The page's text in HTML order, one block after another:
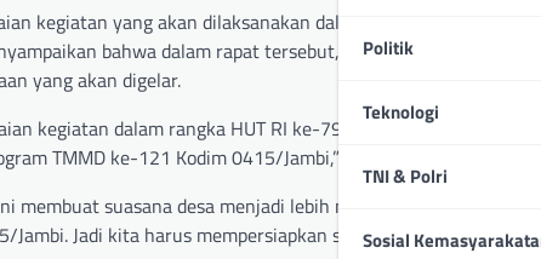
Politik
Teknologi
TNI & Polri
Sosial
kegiatan yang akan dilaksanakan dalam rangka
bahwa dalam rapat tersebut,pihaknya membahas
yang akan digelar.
kegiatan dalam rangka HUT RI ke-79 ini dapat berjalan
TMMD ke-121 Kodim 0415/Jambi,” jelas Hambali.
membuat suasana desa menjadi lebih meriah dan semarak.
Jadi kita harus mempersiapkan segala sesuatunya